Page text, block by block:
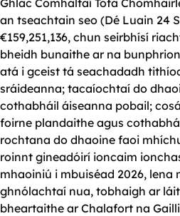
an tseachtain seo (Dé Luain 24
€159,251,136, chun seirbhísí
bheidh bunaithe ar na
atá i gceist tá seachadadh
sráideanna; tacaíochtaí do
cothabháil áiseanna pobail;
foirne plandaithe agus
rochtana do dhaoine faoi
roinnt gineadóirí ioncaim
mhaoiniú i mbuiséad 2026, lena
ghnólachtaí nua, tobhaigh ar
bheartaithe ar Chalafort na